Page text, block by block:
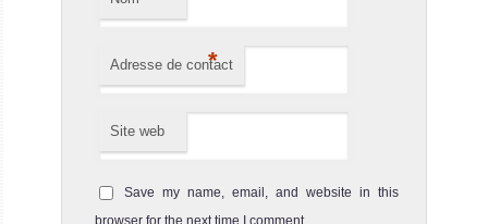
Adresse de contact
*
Site web
Save my name, email, and website in this
browser for the next time I comment.